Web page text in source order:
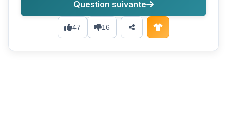
47 16
Question suivante